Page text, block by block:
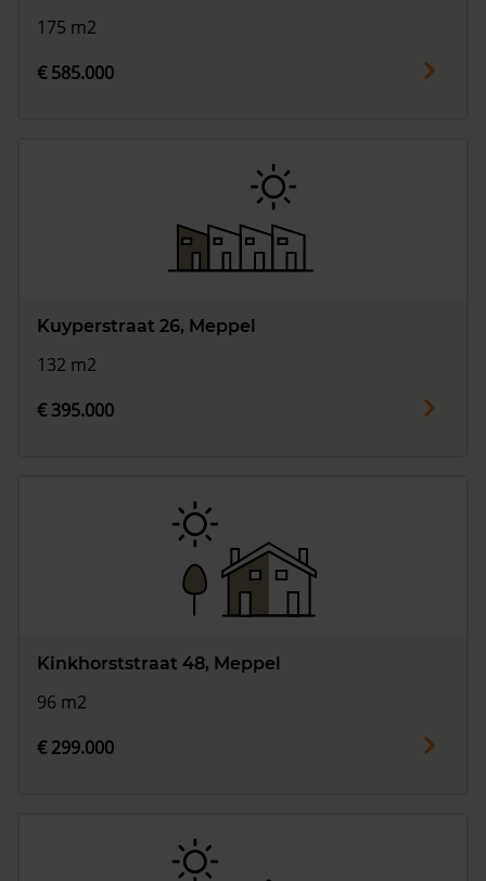
175 m2
€ 585.000
Kuyperstraat 26, Meppel
132 m2
€ 395.000
Kinkhorststraat 48, Meppel
96 m2
€ 299.000